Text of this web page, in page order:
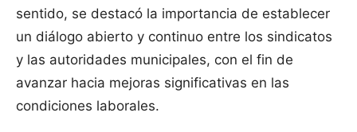
sentido, se destacó la importancia de establecer
un diálogo abierto y continuo entre los sindicatos
y las autoridades municipales, con el fin de
avanzar hacia mejoras significativas en las
condiciones laborales.